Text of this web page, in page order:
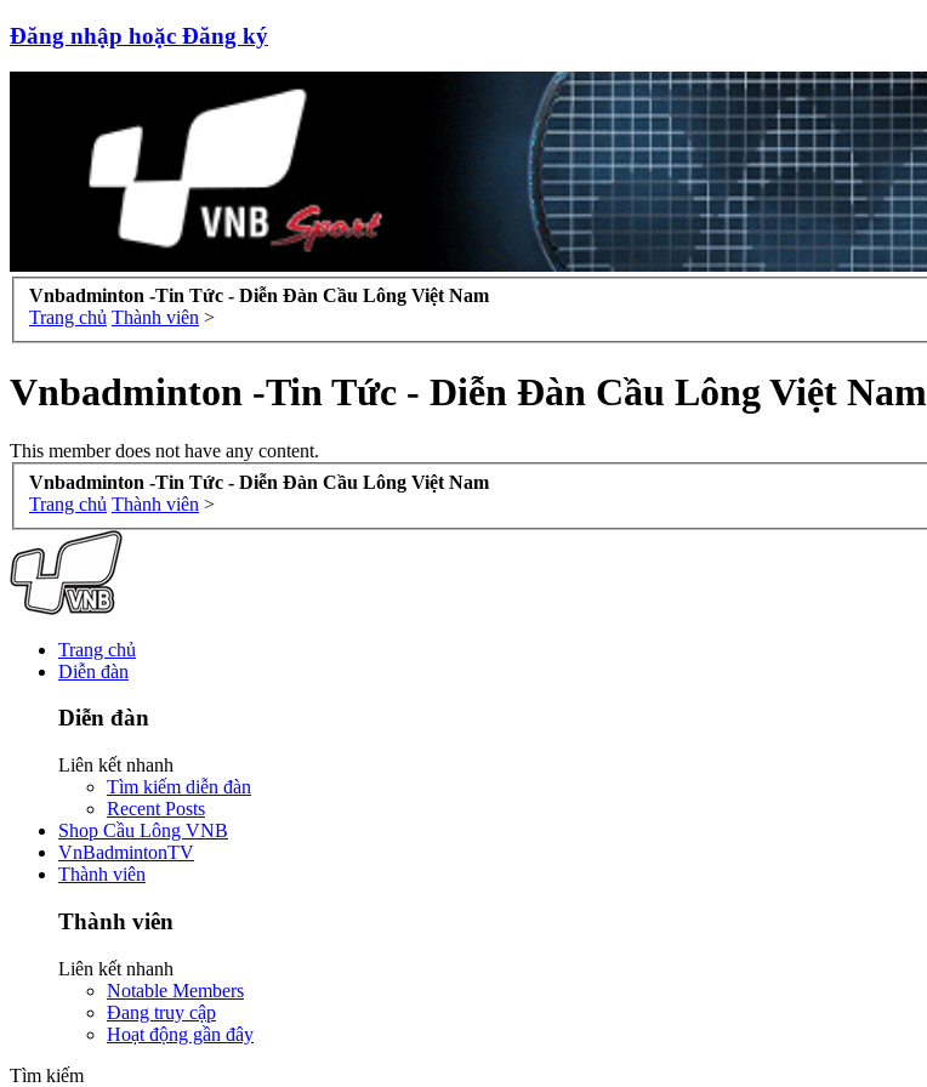
Đăng nhập hoặc Đăng ký
Vnbadminton -Tin Tức - Diễn Đàn Cầu Lông Việt Nam
Trang chủ Thành viên >
Vnbadminton -Tin Tức - Diễn Đàn Cầu Lông Việt Nam
This member does not have any content.
Vnbadminton -Tin Tức - Diễn Đàn Cầu Lông Việt Nam
Trang chủ Thành viên >
Trang chủ
Diễn đàn
Diễn đàn
Liên kết nhanh
Tìm kiếm diễn đàn
Recent Posts
Shop Cầu Lông VNB
VnBadmintonTV
Thành viên
Thành viên
Liên kết nhanh
Notable Members
Đang truy cập
Hoạt động gần đây
Tìm kiếm